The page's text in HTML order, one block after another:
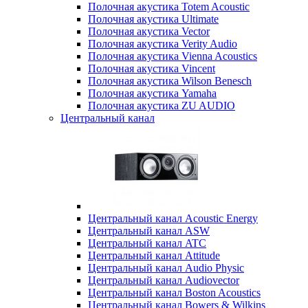
Полочная акустика Totem Acoustic
Полочная акустика Ultimate
Полочная акустика Vector
Полочная акустика Verity Audio
Полочная акустика Vienna Acoustics
Полочная акустика Vincent
Полочная акустика Wilson Benesch
Полочная акустика Yamaha
Полочная акустика ZU AUDIO
Центральный канал
Центральный канал Acoustic Energy
Центральный канал ASW
Центральный канал ATC
Центральный канал Attitude
Центральный канал Audio Physic
Центральный канал Audiovector
Центральный канал Boston Acoustics
Центральный канал Bowers & Wilkins